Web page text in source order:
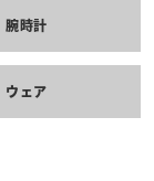
腕時計
ウェア